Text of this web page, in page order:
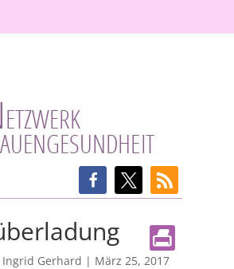
Ingrid Gerhard | März 25, 2017